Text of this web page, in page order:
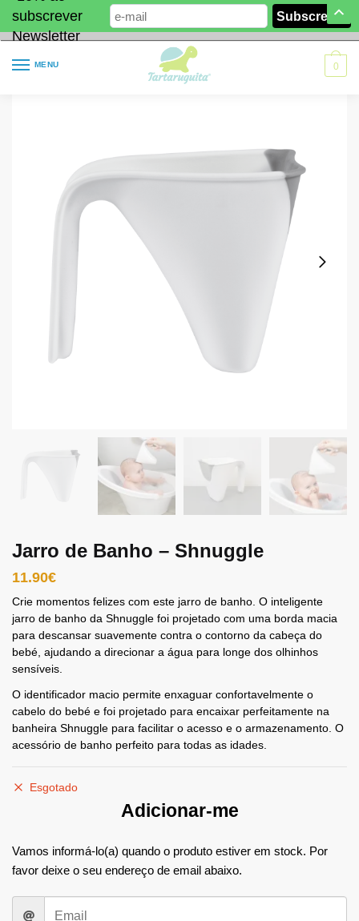
subscrever
Newsletter
MENU 0
Jarro de Banho – Shnuggle
11.90€
Crie momentos felizes com este jarro de banho. O inteligente
jarro de banho da Shnuggle foi projetado com uma borda macia
para descansar suavemente contra o contorno da cabeça do
bebé, ajudando a direcionar a água para longe dos olhinhos
sensíveis.
O identificador macio permite enxaguar confortavelmente o
cabelo do bebé e foi projetado para encaixar perfeitamente na
banheira Shnuggle para facilitar o acesso e o armazenamento. O
acessório de banho perfeito para todas as idades.
Esgotado
Adicionar-me
Vamos informá-lo(a) quando o produto estiver em stock. Por
favor deixe o seu endereço de email abaixo.